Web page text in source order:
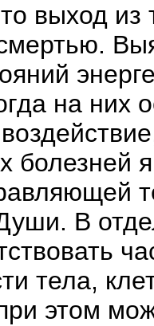
выход из
на них
болезней
В
тела,
этом